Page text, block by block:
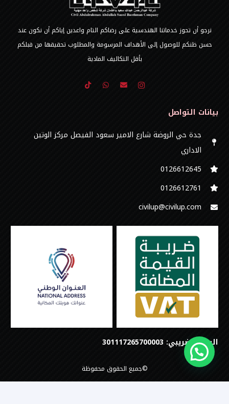
نرجو أن تحوز خدماتنا الهندسية على رضاكم التام واعدين إياكم أن نكون عند
حسن ظنكم للوصول إلى الأهداف المرسومة والمطلوب تحقيقها من قبلكم
بأقل التكاليف المادية
بيانات التواصل
جدة حي الروضة شارع الامير سعود الفيصل مركز الوتين
الاداري
0126612645‬
‭0126612761
civilup@civilup.com
الرقم الضريبي: 301117265700003
©جميع الحقوق محفوظة